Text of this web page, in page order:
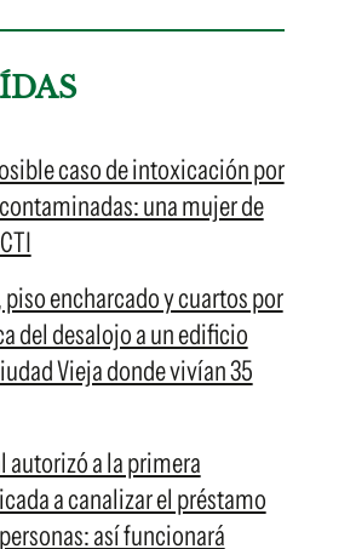
caso de intoxicación por
una mujer de
piso encharcado y cuartos por
del desalojo a un edificio
Vieja donde vivían 35
autorizó a la primera
a canalizar el préstamo
así funcionará